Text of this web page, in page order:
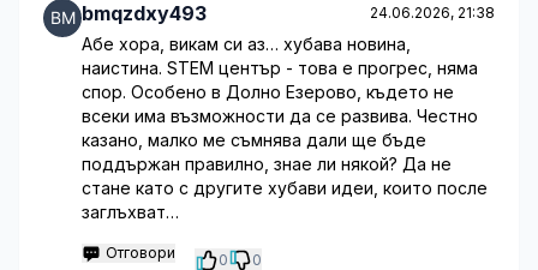
bmqzdxy493 24.06.2026, 21:38
Абе хора, викам си аз… хубава новина,
наистина. STEM център - това е прогрес, няма
спор. Особено в Долно Езерово, където не
всеки има възможности да се развива. Честно
казано, малко ме съмнява дали ще бъде
поддържан правилно, знае ли някой? Да не
стане като с другите хубави идеи, които после
заглъхват…
Отговори 0 0